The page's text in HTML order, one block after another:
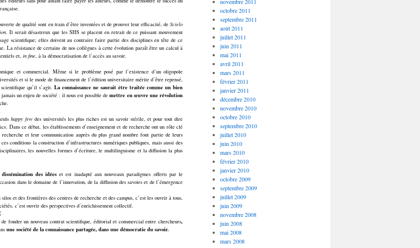
de qualité sont en train d’être inventées et de prouver leur efficacité, de Scielo
. Il serait désastreux que les SHS se placent en retrait de ce puissant mouvement
scientifique; elles doivent au contraire faire partie des disciplines en tête de ce
La résistance de certains de nos collègues à cette évolution paraît être un calcul à
et, in fine, à la démocratisation de l’accès au savoir.
et commercial. Même si le problème posé par l’existence d’un oligopole
et si le mode de financement de l’édition universitaire mérite d’être repensé,
qu’il s’agit. La connaissance ne saurait être traitée comme un bien
un enjeu de société : il nous est possible demettre en œuvre une révolution
happy few des universités les plus riches est un savoir stérile, et pour tout dire
Dans ce débat, les établissements d’enseignement et de recherche ont un rôle clé
et leur communication auprès du plus grand nombre font partie de leurs
conditions la construction d’infrastructures numériques publiques, mais aussi des
les nouvelles formes d’écriture, le multilinguisme et la diffusion la plus
des idéeset est inadapté aux nouveaux paradigmes offerts par le
dans le domaine de l’innovation, de la diffusion des savoirs et de l’émergence
et des frontières des centres de recherche et des campus, c’est les ouvrir à tous,
c’est ouvrir des perspectives d’enrichissement collectif.
fonder un nouveau contrat scientifique, éditorial et commercial entre chercheurs,
une société de la connaissance partagée, dans une démocratie du savoir.
octobre 2011
septembre 2011
août 2011
juillet 2011
juin 2011
mai 2011
avril 2011
mars 2011
février 2011
janvier 2011
décembre 2010
novembre 2010
octobre 2010
septembre 2010
juillet 2010
juin 2010
mars 2010
février 2010
janvier 2010
octobre 2009
septembre 2009
juillet 2009
juin 2009
novembre 2008
juin 2008
mai 2008
mars 2008